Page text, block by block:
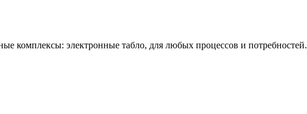
комплексы: электронные табло, для любых процессов и потребностей.